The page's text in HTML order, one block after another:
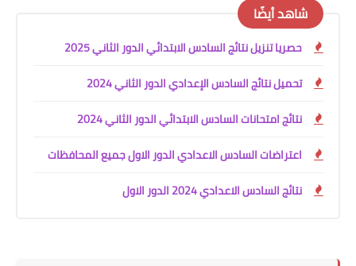
شاهد أيضًا
حصريا تنزيل نتائج السادس الابتدائي الدور الثاني 2025
تحميل نتائج السادس الإعدادي الدور الثاني 2024
نتائج امتحانات السادس الابتدائي الدور الثاني 2024
اعتراضات السادس الاعدادي الدور الاول جميع المحافظات
نتائج السادس الاعدادي 2024 الدور الاول